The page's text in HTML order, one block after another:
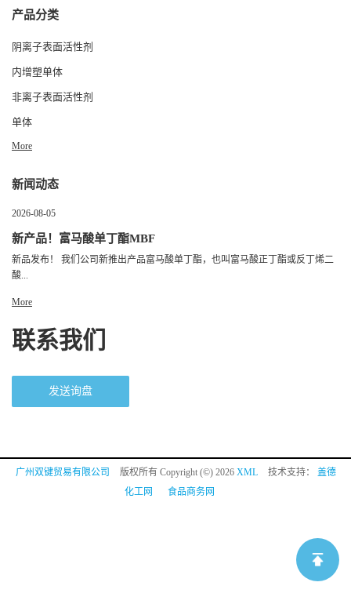
产品分类
阴离子表面活性剂
内增塑单体
非离子表面活性剂
单体
More
新闻动态
2026-08-05
新产品！富马酸单丁酯MBF
新品发布！ 我们公司新推出产品富马酸单丁酯，也叫富马酸正丁酯或反丁烯二
酸...
More
联系我们
发送询盘
广州双键贸易有限公司 版权所有 Copyright (©) 2026 XML 技术支持： 盖德
化工网
食品商务网